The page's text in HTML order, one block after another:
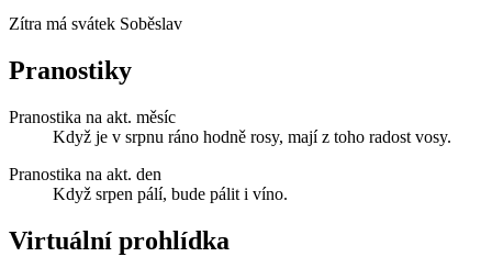
Zítra má svátek Soběslav
Pranostiky
Pranostika na akt. měsíc
Když je v srpnu ráno hodně rosy, mají z toho radost vosy.
Pranostika na akt. den
Když srpen pálí, bude pálit i víno.
Virtuální prohlídka